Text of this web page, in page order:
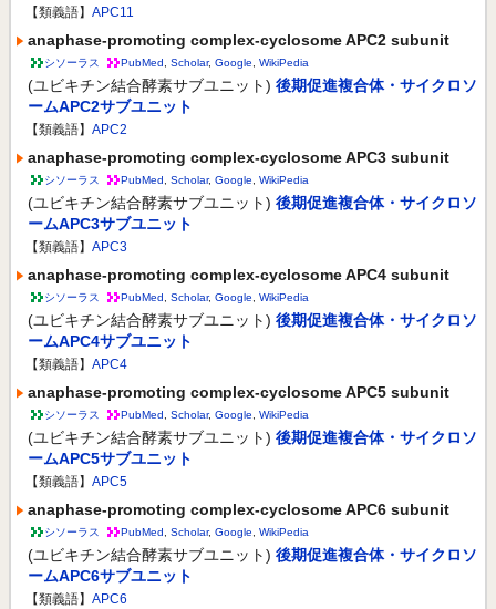
【類義語】 APC11
anaphase-promoting complex-cyclosome APC2 subunit
シソーラス PubMed Scholar, Google WikiPedia
(ユビキチン結合酵素サブユニット) 後期促進複合体・サイクロソ
ームAPC2サブユニット
【類義語】 APC2
anaphase-promoting complex-cyclosome APC3 subunit
シソーラス PubMed Scholar, Google WikiPedia
(ユビキチン結合酵素サブユニット) 後期促進複合体・サイクロソ
ームAPC3サブユニット
【類義語】 APC3
anaphase-promoting complex-cyclosome APC4 subunit
シソーラス PubMed Scholar, Google WikiPedia
(ユビキチン結合酵素サブユニット) 後期促進複合体・サイクロソ
ームAPC4サブユニット
【類義語】 APC4
anaphase-promoting complex-cyclosome APC5 subunit
シソーラス PubMed Scholar, Google WikiPedia
(ユビキチン結合酵素サブユニット) 後期促進複合体・サイクロソ
ームAPC5サブユニット
【類義語】 APC5
anaphase-promoting complex-cyclosome APC6 subunit
シソーラス PubMed Scholar, Google WikiPedia
(ユビキチン結合酵素サブユニット) 後期促進複合体・サイクロソ
ームAPC6サブユニット
【類義語】 APC6